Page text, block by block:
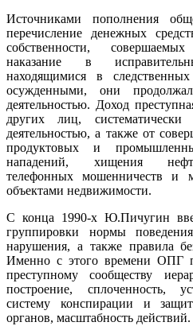
Источниками пополнения
перечисление денежных
собственности,
наказание в
находящимися в
осужденными, они
деятельностью. Доход
других лиц, систематически
деятельностью, а также от
продуктовых и
нападений, хищения
телефонных мошенничеств и
объектами недвижимости.
С конца 1990-х Ю.Пичугин
группировки нормы
нарушения, а также правила
Именно с этого времени ОПГ
преступному сообществу
построение, сплоченность,
систему конспирации и
органов, масштабность действий.